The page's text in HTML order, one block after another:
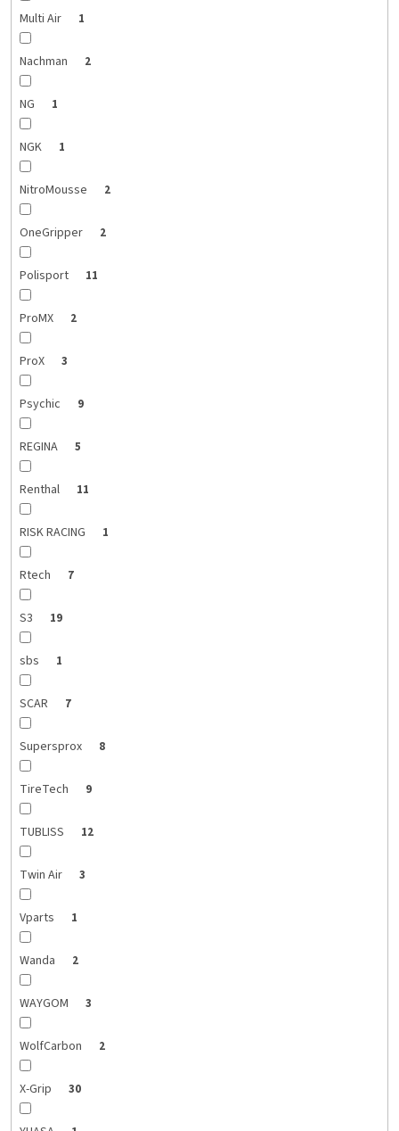
Multi Air 1
Nachman 2
NG 1
NGK 1
NitroMousse 2
OneGripper 2
Polisport 11
ProMX 2
ProX 3
Psychic 9
REGINA 5
Renthal 11
RISK RACING 1
Rtech 7
S3 19
sbs 1
SCAR 7
Supersprox 8
TireTech 9
TUBLISS 12
Twin Air 3
Vparts 1
Wanda 2
WAYGOM 3
WolfCarbon 2
X-Grip 30